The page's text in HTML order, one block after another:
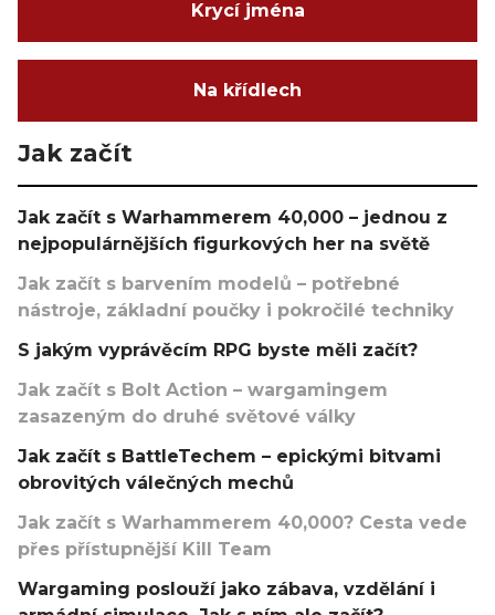
Krycí jména
Na křídlech
Jak začít
Jak začít s Warhammerem 40,000 – jednou z
nejpopulárnějších figurkových her na světě
Jak začít s barvením modelů – potřebné
nástroje, základní poučky i pokročilé techniky
S jakým vyprávěcím RPG byste měli začít?
Jak začít s Bolt Action – wargamingem
zasazeným do druhé světové války
Jak začít s BattleTechem – epickými bitvami
obrovitých válečných mechů
Jak začít s Warhammerem 40,000? Cesta vede
přes přístupnější Kill Team
Wargaming poslouží jako zábava, vzdělání i